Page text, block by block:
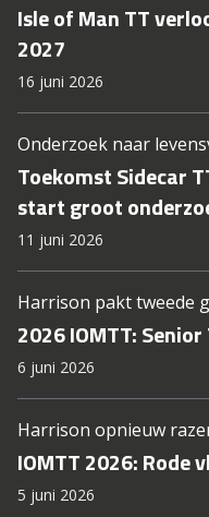
Isle of Man TT
2027
16 juni 2026
Onderzoek naar
Toekomst Sidecar
start groot
11 juni 2026
Harrison pakt tweede
2026 IOMTT:
6 juni 2026
Harrison opnieuw
IOMTT 2026: Rode
5 juni 2026